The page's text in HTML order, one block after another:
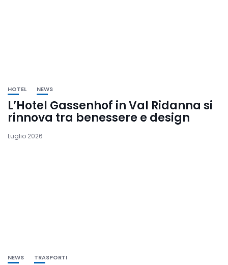
HOTEL NEWS
L’Hotel Gassenhof in Val Ridanna si
rinnova tra benessere e design
Luglio 2026
NEWS TRASPORTI